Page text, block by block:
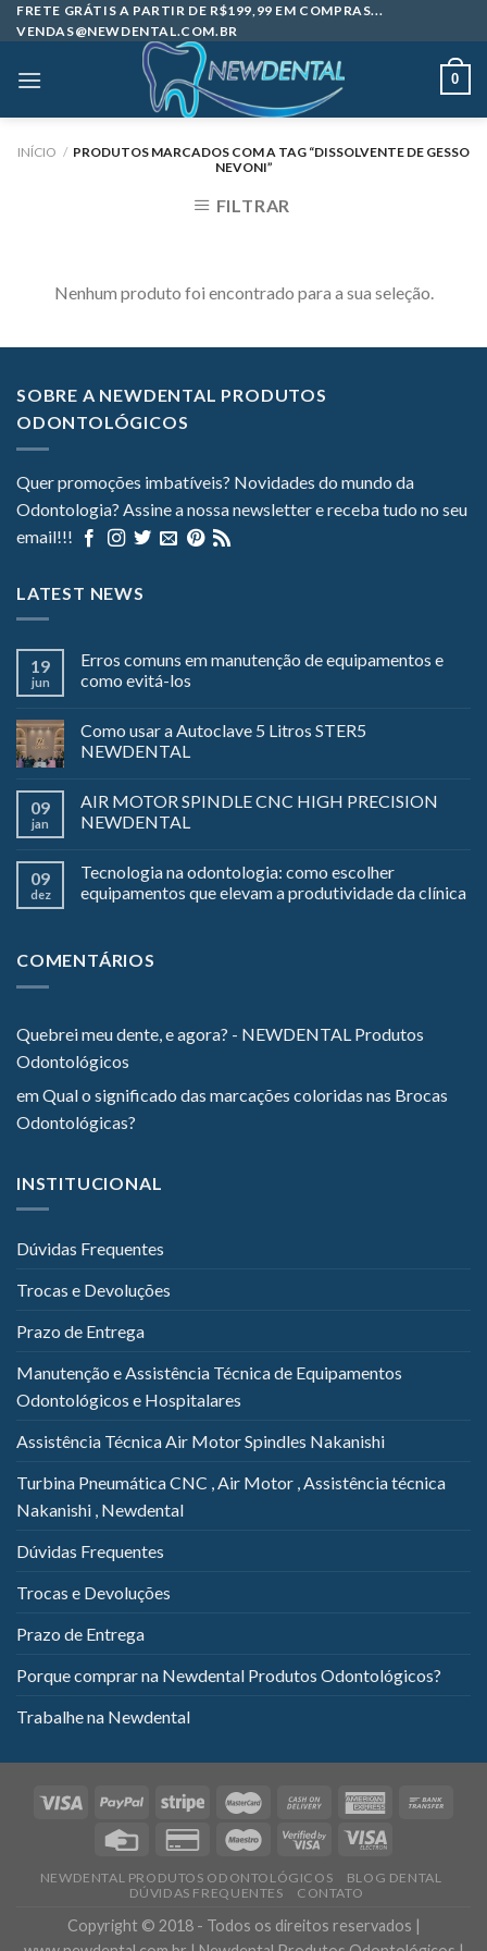
Skip
to
FRETE GRÁTIS A PARTIR DE R$199,99 EM COMPRAS...
VENDAS@NEWDENTAL.COM.BR
0
INÍCIO / PRODUTOS MARCADOS COM A TAG “DISSOLVENTE DE GESSO
NEVONI”
FILTRAR
Nenhum produto foi encontrado para a sua seleção.
SOBRE A NEWDENTAL PRODUTOS
ODONTOLÓGICOS
Quer promoções imbatíveis? Novidades do mundo da
Odontologia? Assine a nossa newsletter e receba tudo no seu
email!!!
LATEST NEWS
19
jun
Erros comuns em manutenção de equipamentos e
como evitá-los
Como usar a Autoclave 5 Litros STER5
NEWDENTAL
09
jan
AIR MOTOR SPINDLE CNC HIGH PRECISION
NEWDENTAL
09
dez
Tecnologia na odontologia: como escolher
equipamentos que elevam a produtividade da clínica
COMENTÁRIOS
Quebrei meu dente, e agora? - NEWDENTAL Produtos
Odontológicos
emQual o significado das marcações coloridas nas Brocas
Odontológicas?
INSTITUCIONAL
Dúvidas Frequentes
Trocas e Devoluções
Prazo de Entrega
Manutenção e Assistência Técnica de Equipamentos
Odontológicos e Hospitalares
Assistência Técnica Air Motor Spindles Nakanishi
Turbina Pneumática CNC , Air Motor , Assistência técnica
Nakanishi , Newdental
Dúvidas Frequentes
Trocas e Devoluções
Prazo de Entrega
Porque comprar na Newdental Produtos Odontológicos?
Trabalhe na Newdental
NEWDENTAL PRODUTOS ODONTOLÓGICOS
BLOG DENTAL
DÚVIDAS FREQUENTES
CONTATO
Copyright © 2018 - Todos os direitos reservados |